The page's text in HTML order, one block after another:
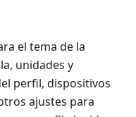
el tema de la
unidades y
perfil, dispositivos
ajustes para